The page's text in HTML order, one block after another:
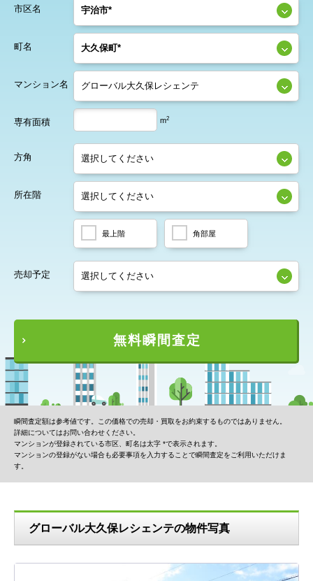
市区名
町名
マンション名
専有面積 m2
方角
所在階
最上階 角部屋
売却予定
無料瞬間査定
瞬間査定額は参考値です。この価格での売却・買取をお約束するものではありません。
詳細についてはお問い合わせください。
マンションが登録されている市区、町名は太字 *で表示されます。
マンションの登録がない場合も必要事項を入力することで瞬間査定をご利用いただけま
す。
グローバル大久保レシェンテの物件写真